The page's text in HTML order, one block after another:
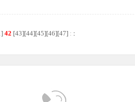
] 42 [43][44][45][46][47] : :